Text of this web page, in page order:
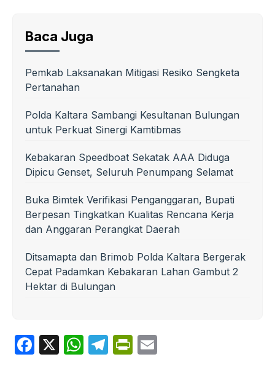
Baca Juga
Pemkab Laksanakan Mitigasi Resiko Sengketa
Pertanahan
Polda Kaltara Sambangi Kesultanan Bulungan
untuk Perkuat Sinergi Kamtibmas
Kebakaran Speedboat Sekatak AAA Diduga
Dipicu Genset, Seluruh Penumpang Selamat
Buka Bimtek Verifikasi Penganggaran, Bupati
Berpesan Tingkatkan Kualitas Rencana Kerja
dan Anggaran Perangkat Daerah
Ditsamapta dan Brimob Polda Kaltara Bergerak
Cepat Padamkan Kebakaran Lahan Gambut 2
Hektar di Bulungan
F
X
W T
P